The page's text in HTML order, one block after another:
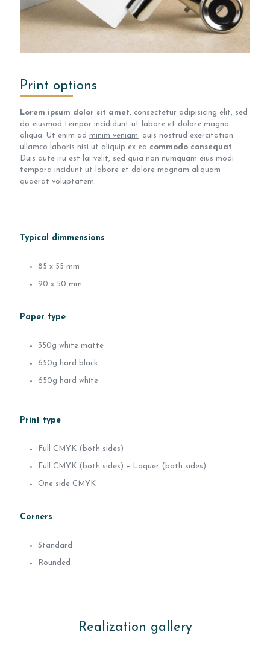
Print options
Lorem ipsum dolor sit amet, consectetur adipisicing elit, sed
do eiusmod tempor incididunt ut labore et dolore magna
aliqua. Ut enim ad minim veniam, quis nostrud exercitation
ullamco laboris nisi ut aliquip ex ea commodo consequat.
Duis aute iru est lai velit, sed quia non numquam eius modi
tempora incidunt ut labore et dolore magnam aliquam
quaerat voluptatem.
Typical dimmensions
85 x 55 mm
90 x 50 mm
Paper type
350g white matte
650g hard black
650g hard white
Print type
Full CMYK (both sides)
Full CMYK (both sides) + Laquer (both sides)
One side CMYK
Corners
Standard
Rounded
Realization gallery